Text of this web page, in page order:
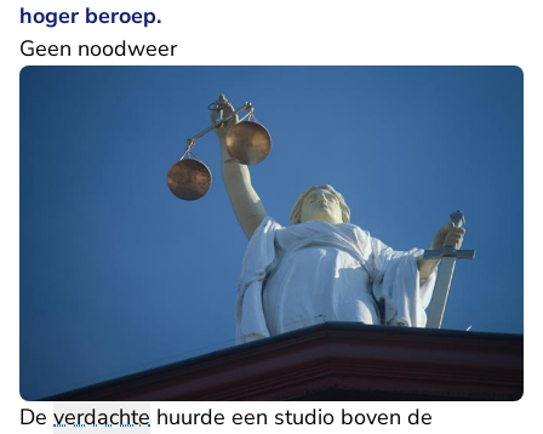
hoger beroep.
Geen noodweer
De verdachte huurde een studio boven de